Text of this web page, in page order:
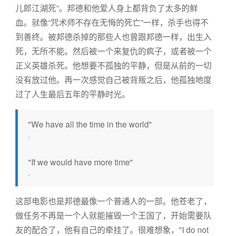
儿郎江湖死”。邦德和他爱人身上都背负了太多的鲜
血。就像“咒术师不存在无悔的死亡”一样，杀手也得不
到善终。被邦德杀掉的那些人也曾跟邦德一样，出生入
死，无所不能。然后被一个来复仇的疯子，或者被一个
正义英雄杀死。他想要不孤独的平静，但是从前的一切
没有放过他。再一次感觉自己被背叛之后，他孤独地度
过了人生最后五年的平静时光。
"We have all the time in the world"
"If we would have more time"
这部电影也是邦德最像一个普通人的一部。他苍老了，
做任务不再是一个人就能摧毁一个王国了，开始需要队
友的配合了，他有自己的牵挂了。很难想象，"I do not